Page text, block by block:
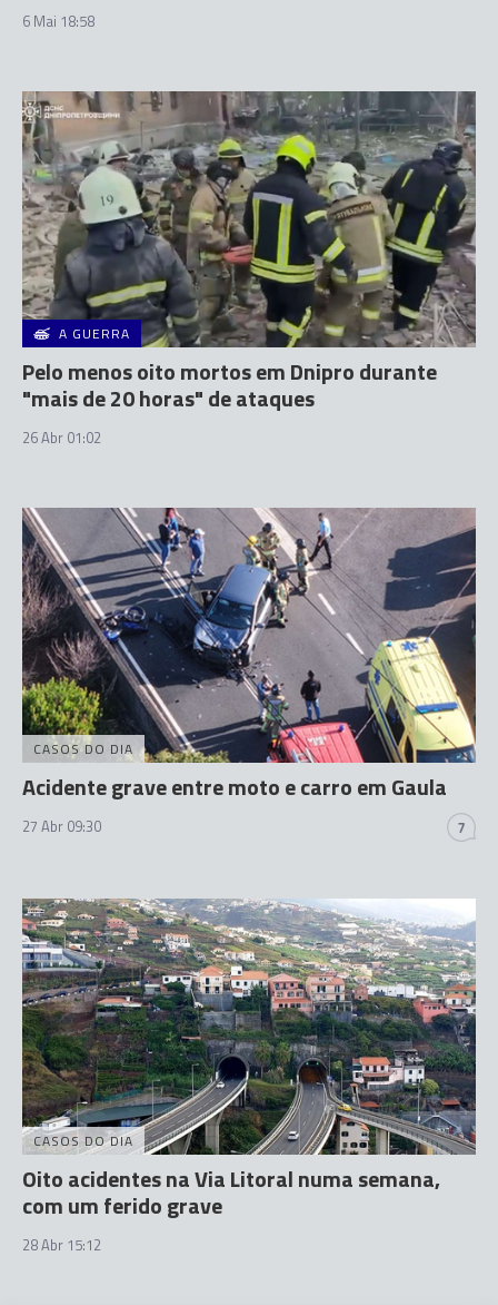
6 Mai 18:58
A GUERRA
Pelo menos oito mortos em Dnipro durante
"mais de 20 horas" de ataques
26 Abr 01:02
CASOS DO DIA
Acidente grave entre moto e carro em Gaula
27 Abr 09:30 7
CASOS DO DIA
Oito acidentes na Via Litoral numa semana,
com um ferido grave
28 Abr 15:12